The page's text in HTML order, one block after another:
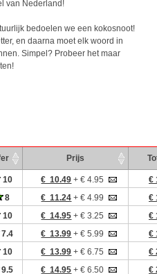
van Nederland!
bedoelen we een kokosnoot!
en daarna moet elk woord in
Simpel? Probeer het maar
Prijs
10 € 10.49 + € 4.95
€
8 € 11.24 + € 4.99
€
10 € 14.95 + € 3.25
€
7.4 € 13.99 + € 5.99
€
10 € 13.99 + € 6.75
€
9.5 € 14.95 + € 6.50 €